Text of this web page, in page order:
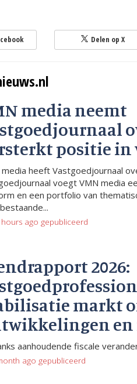
Delen op X
media neemt
positie in
media heeft Vastgoedjournaal
voegt VMN media
en een portfolio van
ago gepubliceerd
2026:
markt
en
aanhoudende fiscale
ago gepubliceerd